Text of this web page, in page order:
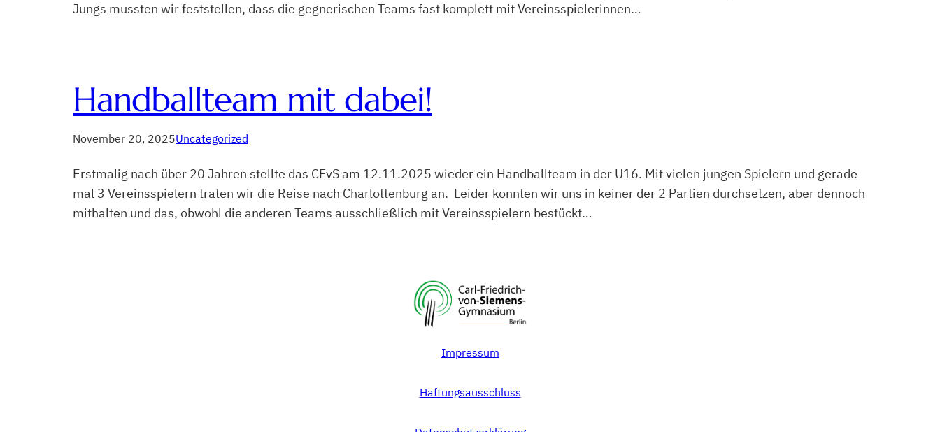
Jungs mussten wir feststellen, dass die gegnerischen Teams fast komplett mit Vereinsspielerinnen…
Handballteam mit dabei!
November 20, 2025Uncategorized
Erstmalig nach über 20 Jahren stellte das CFvS am 12.11.2025 wieder ein Handballteam in der U16. Mit vielen jungen Spielern und gerade
mal 3 Vereinsspielern traten wir die Reise nach Charlottenburg an. Leider konnten wir uns in keiner der 2 Partien durchsetzen, aber dennoch
mithalten und das, obwohl die anderen Teams ausschließlich mit Vereinsspielern bestückt…
Impressum
Haftungsausschluss